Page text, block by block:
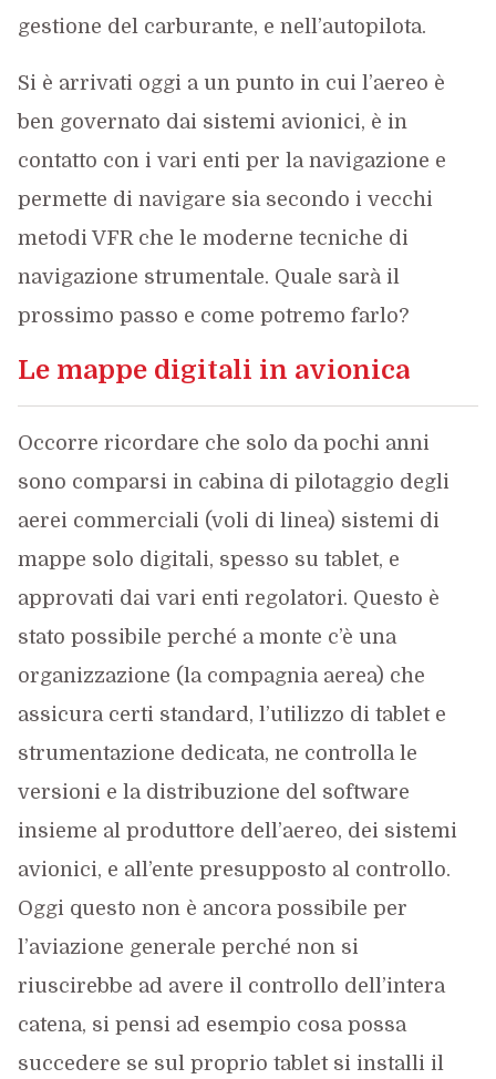
gestione del carburante, e nell’autopilota.
Si è arrivati oggi a un punto in cui l’aereo è
ben governato dai sistemi avionici, è in
contatto con i vari enti per la navigazione e
permette di navigare sia secondo i vecchi
metodi VFR che le moderne tecniche di
navigazione strumentale. Quale sarà il
prossimo passo e come potremo farlo?
Le mappe digitali in avionica
Occorre ricordare che solo da pochi anni
sono comparsi in cabina di pilotaggio degli
aerei commerciali (voli di linea) sistemi di
mappe solo digitali, spesso su tablet, e
approvati dai vari enti regolatori. Questo è
stato possibile perché a monte c’è una
organizzazione (la compagnia aerea) che
assicura certi standard, l’utilizzo di tablet e
strumentazione dedicata, ne controlla le
versioni e la distribuzione del software
insieme al produttore dell’aereo, dei sistemi
avionici, e all’ente presupposto al controllo.
Oggi questo non è ancora possibile per
l’aviazione generale perché non si
riuscirebbe ad avere il controllo dell’intera
catena, si pensi ad esempio cosa possa
succedere se sul proprio tablet si installi il